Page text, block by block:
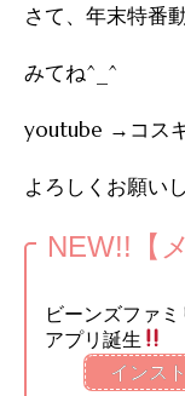
さて、年末特番
みてね^_^
youtube →コス
よろしくお願い
NEW!!【
ビーンズファ
アプリ誕生
インス